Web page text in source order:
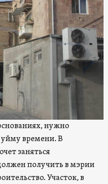
нужно
времени. В
заняться
получить в мэрии
Участок, в